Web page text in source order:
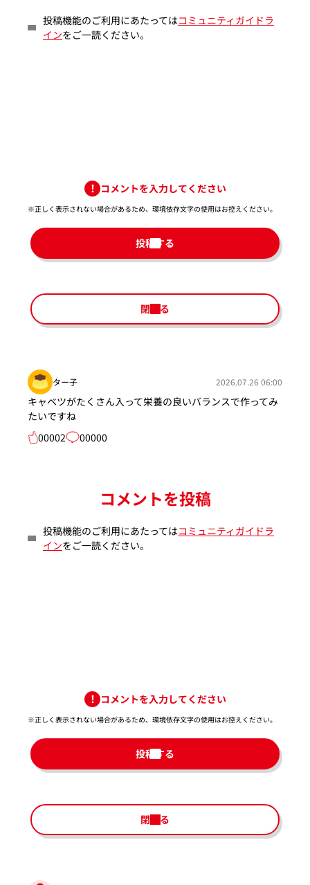
投稿機能のご利用にあたってはコミュニティガイドラ
インをご一読ください。
コメントを入力してください
※正しく表示されない場合があるため、環境依存文字の使用はお控えください。​
投稿する
閉じる
ター子 2026.07.26 06:00
キャベツがたくさん入って栄養の良いバランスで作ってみ
たいですね
00002
00000
コメントを投稿
投稿機能のご利用にあたってはコミュニティガイドラ
インをご一読ください。
コメントを入力してください
※正しく表示されない場合があるため、環境依存文字の使用はお控えください。​
投稿する
閉じる